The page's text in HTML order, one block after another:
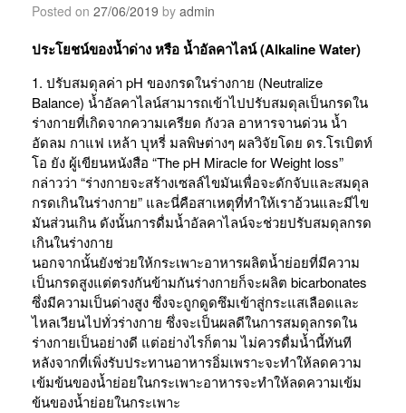
Posted on 27/06/2019 by admin
ประโยชน์ของน้ำด่าง หรือ น้ำอัลคาไลน์ (Alkaline Water)
1. ปรับสมดุลค่า pH ของกรดในร่างกาย (Neutralize
Balance) น้ำอัลคาไลน์สามารถเข้าไปปรับสมดุลเป็นกรดใน
ร่างกายที่เกิดจากความเครียด กังวล อาหารจานด่วน น้ำ
อัดลม กาแฟ เหล้า บุหรี่ มลพิษต่างๆ ผลวิจัยโดย ดร.โรเบิตท์
โอ ยัง ผู้เขียนหนังสือ “The pH Miracle for Weight loss”
กล่าวว่า “ร่างกายจะสร้างเซลล์ไขมันเพื่อจะดักจับและสมดุล
กรดเกินในร่างกาย” และนี่คือสาเหตุที่ทำให้เราอ้วนและมีไข
มันส่วนเกิน ดังนั้นการดื่มน้ำอัลคาไลน์จะช่วยปรับสมดุลกรด
เกินในร่างกาย
นอกจากนั้นยังช่วยให้กระเพาะอาหารผลิตน้ำย่อยที่มีความ
เป็นกรดสูงแต่ตรงกันข้ามกันร่างกายก็จะผลิต bicarbonates
ซึ่งมีความเป็นด่างสูง ซึ่งจะถูกดูดซึมเข้าสู่กระแสเลือดและ
ไหลเวียนไปทั่วร่างกาย ซึ่งจะเป็นผลดีในการสมดุลกรดใน
ร่างกายเป็นอย่างดี แต่อย่างไรก็ตาม ไม่ควรดื่มน้ำนี้ทันที
หลังจากที่เพิ่งรับประทานอาหารอิ่มเพราะจะทำให้ลดความ
เข้มข้นของน้ำย่อยในกระเพาะอาหารจะทำให้ลดความเข้ม
ข้นของน้ำย่อยในกระเพาะ